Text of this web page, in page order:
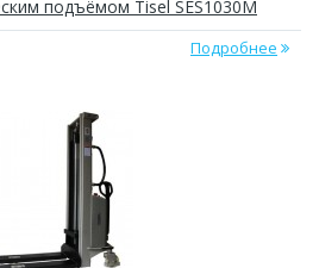
подъёмом Tisel SES1030M
Подробнее